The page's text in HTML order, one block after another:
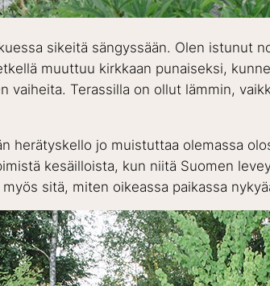
sikeitä sängyssään. Olen istunut
muuttuu kirkkaan punaiseksi,
Terassilla on ollut lämmin,
herätyskello jo muistuttaa olemassa
kesäilloista, kun niitä Suomen
sitä, miten oikeassa paikassa